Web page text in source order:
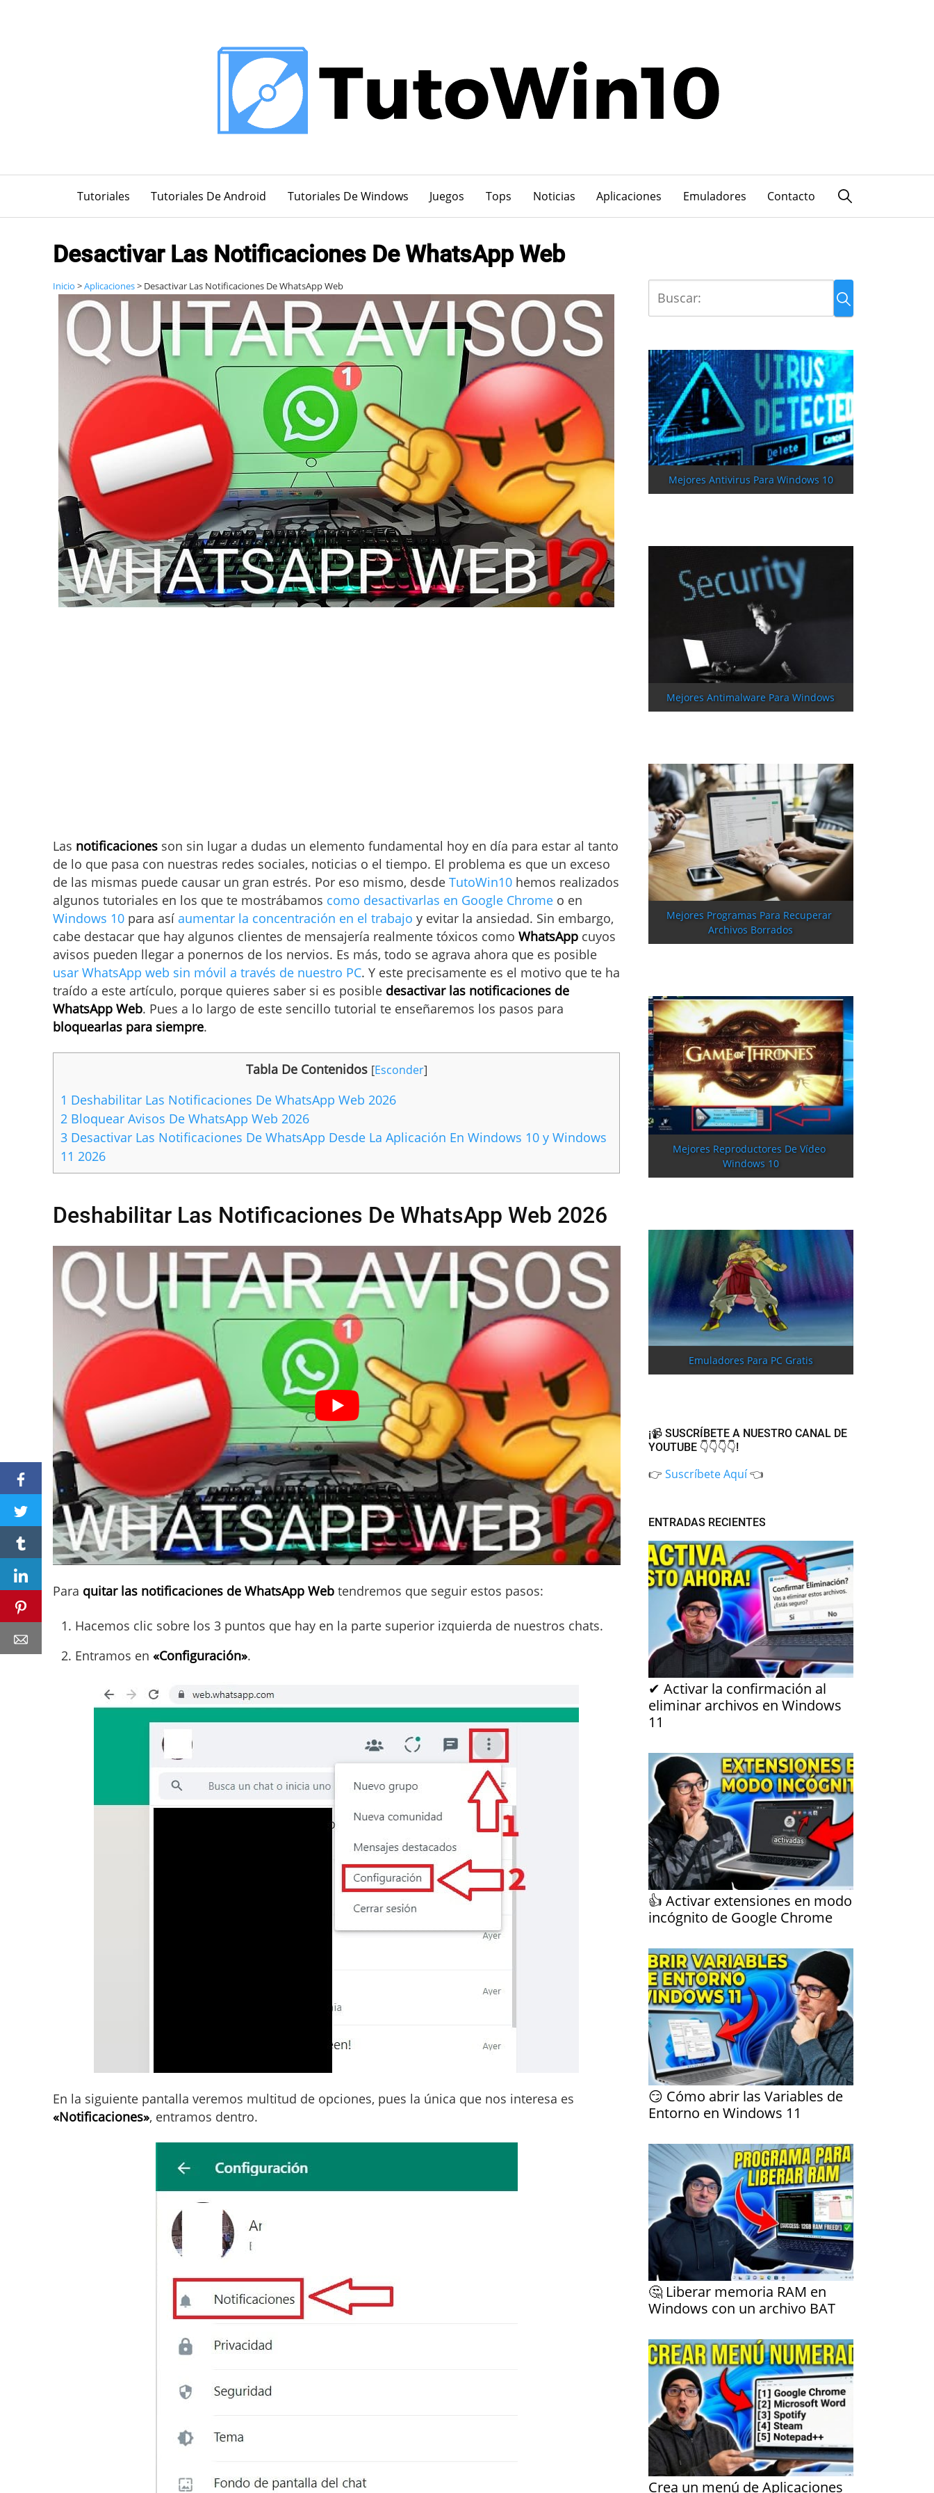
Tutoriales Tutoriales De Android Tutoriales De Windows Juegos Tops Noticias Aplicaciones Emuladores Contacto
Desactivar Las Notificaciones De WhatsApp Web
Inicio >Aplicaciones> Desactivar Las Notificaciones De WhatsApp Web
Las notificaciones son sin lugar a dudas un elemento fundamental hoy en día para estar al tanto
de lo que pasa con nuestras redes sociales, noticias o el tiempo. El problema es que un exceso
de las mismas puede causar un gran estrés. Por eso mismo, desde TutoWin10 hemos realizados
algunos tutoriales en los que te mostrábamos como desactivarlas en Google Chrome o en
Windows 10 para así aumentar la concentración en el trabajo y evitar la ansiedad. Sin embargo,
cabe destacar que hay algunos clientes de mensajería realmente tóxicos como WhatsApp cuyos
avisos pueden llegar a ponernos de los nervios. Es más, todo se agrava ahora que es posible
usar WhatsApp web sin móvil a través de nuestro PC. Y este precisamente es el motivo que te ha
traído a este artículo, porque quieres saber si es posible desactivar las notificaciones de
WhatsApp Web. Pues a lo largo de este sencillo tutorial te enseñaremos los pasos para
bloquearlas para siempre.
Tabla De Contenidos [Esconder]
1 Deshabilitar Las Notificaciones De WhatsApp Web 2026
2 Bloquear Avisos De WhatsApp Web 2026
3 Desactivar Las Notificaciones De WhatsApp Desde La Aplicación En Windows 10 y Windows
11 2026
Deshabilitar Las Notificaciones De WhatsApp Web 2026
Para quitar las notificaciones de WhatsApp Web tendremos que seguir estos pasos:
Hacemos clic sobre los 3 puntos que hay en la parte superior izquierda de nuestros chats.
Entramos en «Configuración».
En la siguiente pantalla veremos multitud de opciones, pues la única que nos interesa es
«Notificaciones», entramos dentro.
Mejores Antivirus Para Windows 10
Mejores Antimalware Para Windows
Mejores Programas Para Recuperar
Archivos Borrados
Mejores Reproductores De Vídeo
Windows 10
Emuladores Para PC Gratis
¡📹 SUSCRÍBETE A NUESTRO CANAL DE
YOUTUBE 👇👇👇👇!
👉 Suscríbete Aquí👈
ENTRADAS RECIENTES
✔ Activar la confirmación al
eliminar archivos en Windows
11
👍 Activar extensiones en modo
incógnito de Google Chrome
😏 Cómo abrir las Variables de
Entorno en Windows 11
🤔 Liberar memoria RAM en
Windows con un archivo BAT
Crea un menú de Aplicaciones